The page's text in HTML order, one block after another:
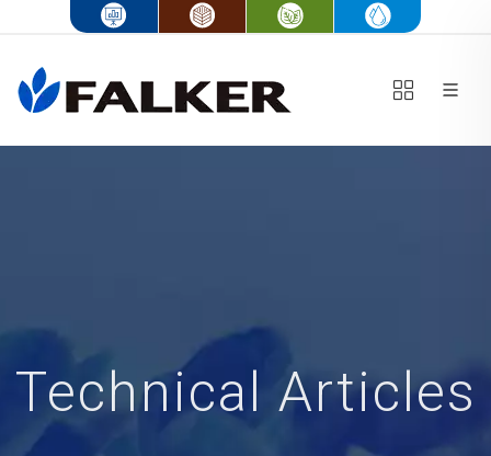
Technical Articles